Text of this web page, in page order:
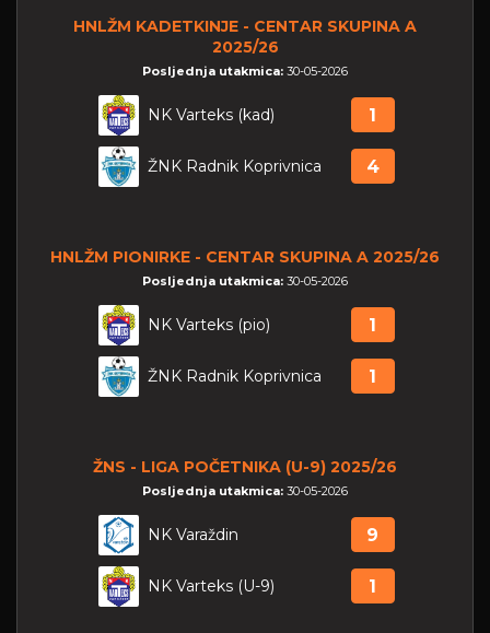
HNLŽM KADETKINJE - CENTAR SKUPINA A
2025/26
Posljednja utakmica: 30-05-2026
NK Varteks (kad) 1
ŽNK Radnik Koprivnica 4
HNLŽM PIONIRKE - CENTAR SKUPINA A 2025/26
Posljednja utakmica: 30-05-2026
NK Varteks (pio) 1
ŽNK Radnik Koprivnica 1
ŽNS - LIGA POČETNIKA (U-9) 2025/26
Posljednja utakmica: 30-05-2026
NK Varaždin 9
NK Varteks (U-9) 1